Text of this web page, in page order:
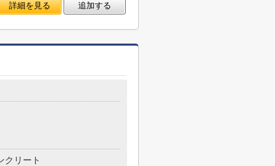
詳細を見る 追加する
クリート